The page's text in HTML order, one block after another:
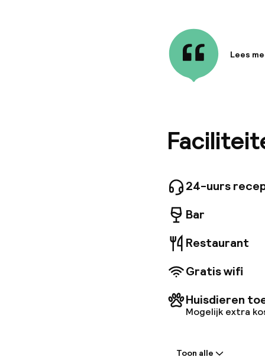
uitzicht
van de
per
toelaat
Lees
24-uurs
Bar
Restaurant
Gratis wifi
Huisdieren
Mogelijk extra
Toon alle